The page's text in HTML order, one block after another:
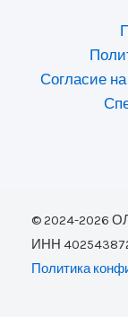
Согласие
© 2024-2026
ИНН
Политика